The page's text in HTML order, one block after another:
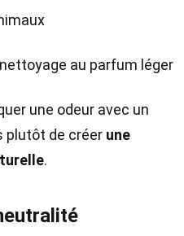
au parfum léger
une odeur avec un
plutôt de créer une
.